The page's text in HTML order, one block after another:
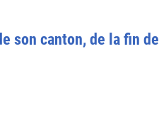
son canton, de la fin de